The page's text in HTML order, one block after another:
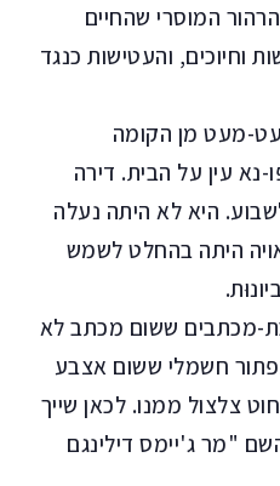
המוסרי שהחיים
וחיוכים, והעטישות כנגד
מעט מן הקומה
נא עין על הבית. דירה
8 דולרים לשבוע. היא לא היתה נעלה
היתה בהחלט לשמש
מכתבים ששום מכתב לא
חשמלי ששום אצבע
צלצול ממנו. לכאן שייך
"מר ג'יימס דילינגם